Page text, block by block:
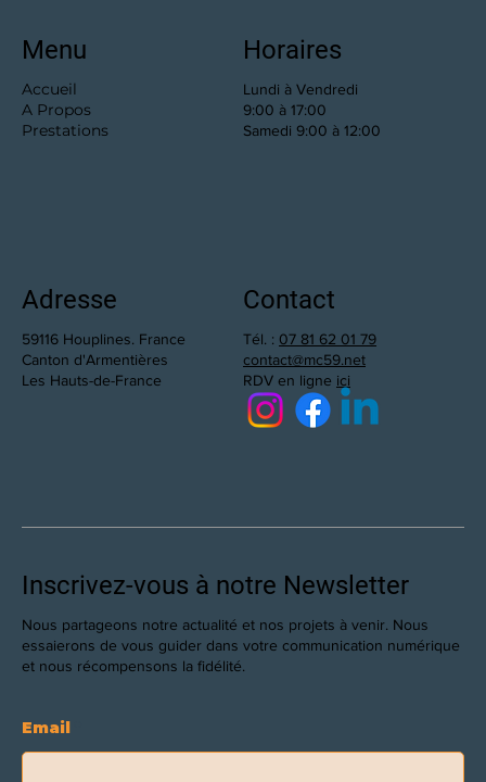
Menu
Accueil
A Propos
Prestations
Adresse
59116 Houplines. France
Canton d'Armentières
Les Hauts-de-France
Horaires
Lundi à Vendredi
9:00 à 17:00
Samedi 9:00 à 12:00
Contact
Tél. : 07 81 62 01 79
contact@mc59.net
RDV en ligne ici
Inscrivez-vous à notre Newsletter
Nous partageons notre actualité et nos projets à venir. Nous
essaierons de vous guider dans votre communication numérique
et nous récompensons la fidélité.
Email